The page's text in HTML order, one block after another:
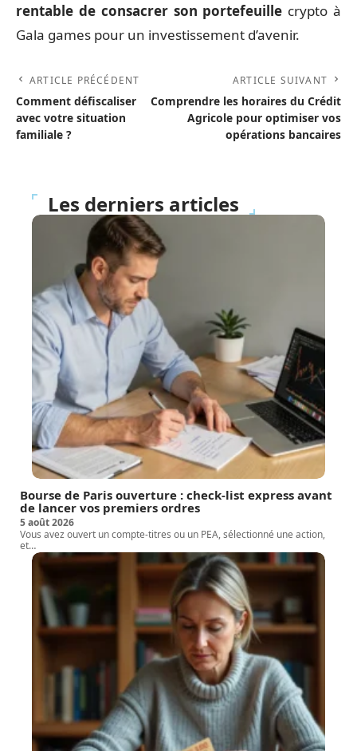
rentable de consacrer son portefeuille crypto à
Gala games pour un investissement d’avenir.
ARTICLE PRÉCÉDENT
Comment défiscaliser
avec votre situation
familiale ?
ARTICLE SUIVANT
Comprendre les horaires du Crédit
Agricole pour optimiser vos
opérations bancaires
Les derniers articles
Bourse de Paris ouverture : check-list express avant
de lancer vos premiers ordres
5 août 2026
Vous avez ouvert un compte-titres ou un PEA, sélectionné une action,
et…